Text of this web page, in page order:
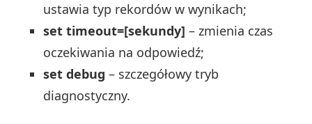
ustawia typ rekordów w wynikach;
set timeout=[sekundy] – zmienia czas
oczekiwania na odpowiedź;
set debug – szczegółowy tryb
diagnostyczny.